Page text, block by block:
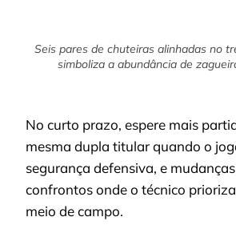
Seis pares de chuteiras alinhadas no
simboliza a abundância de
No curto prazo, espere mais
mesma dupla titular quando o
segurança defensiva, e
confrontos onde o técnico
meio de campo.